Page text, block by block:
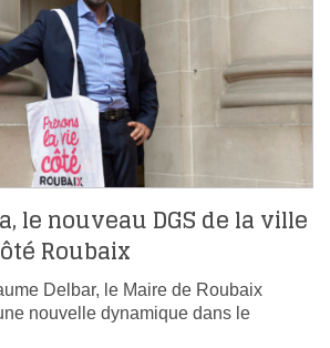
le nouveau DGS de la ville
Roubaix
Delbar, le Maire de Roubaix
nouvelle dynamique dans le